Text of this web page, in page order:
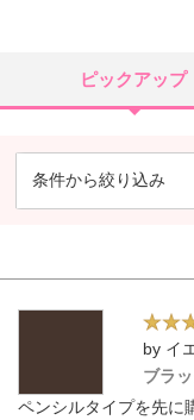
ピックアップ
条件から絞り込み
by イ
ブラ
ペンシルタイプを先に